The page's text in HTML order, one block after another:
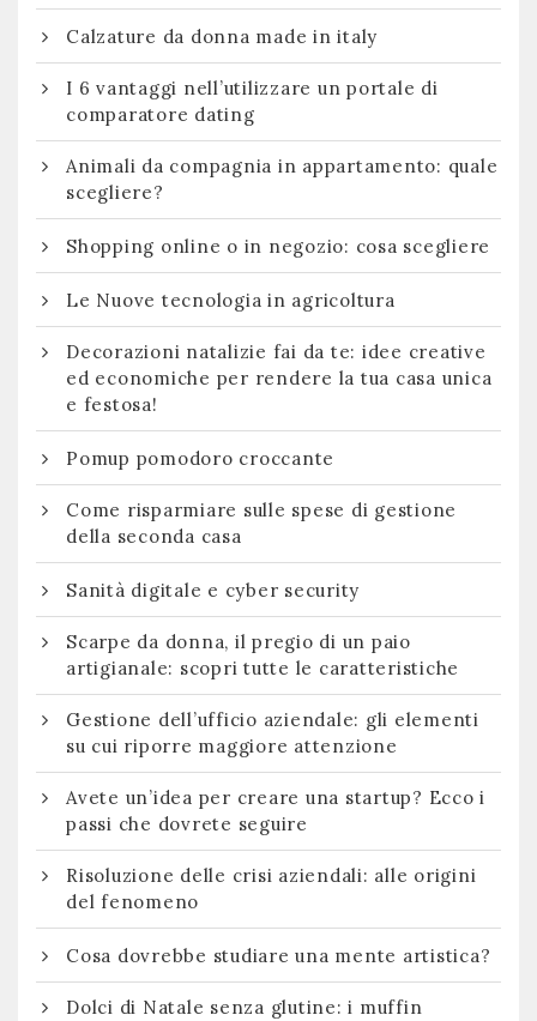
Calzature da donna made in italy
I 6 vantaggi nell’utilizzare un portale di
comparatore dating
Animali da compagnia in appartamento: quale
scegliere?
Shopping online o in negozio: cosa scegliere
Le Nuove tecnologia in agricoltura
Decorazioni natalizie fai da te: idee creative
ed economiche per rendere la tua casa unica
e festosa!
Pomup pomodoro croccante
Come risparmiare sulle spese di gestione
della seconda casa
Sanità digitale e cyber security
Scarpe da donna, il pregio di un paio
artigianale: scopri tutte le caratteristiche
Gestione dell’ufficio aziendale: gli elementi
su cui riporre maggiore attenzione
Avete un’idea per creare una startup? Ecco i
passi che dovrete seguire
Risoluzione delle crisi aziendali: alle origini
del fenomeno
Cosa dovrebbe studiare una mente artistica?
Dolci di Natale senza glutine: i muffin